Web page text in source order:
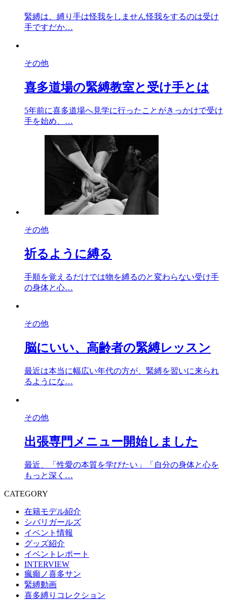
緊縛は、縛り手は怪我をしません怪我をするのは受け
手ですだか…
その他
喜多道場の緊縛教室と受け手とは
5年前に喜多道場へ見学に行ったことがきっかけで受け
手を始め、…
その他
祈るように縛る
手順を覚えるだけでは物を縛るのと変わらない受け手
の身体と心…
その他
脳にいい、高齢者の緊縛レッスン
最近は本当に幅広い年代の方が、緊縛を習いに来られ
るようにな…
その他
出張専門メニュー開始しました
最近、「性愛の本質を学びたい」「自分の身体と心を
もっと深く…
CATEGORY
在籍モデル紹介
シバリガールズ
イベント情報
グッズ紹介
イベントレポート
INTERVIEW
瘋癲ノ喜多サン
緊縛動画
喜多縛りコレクション